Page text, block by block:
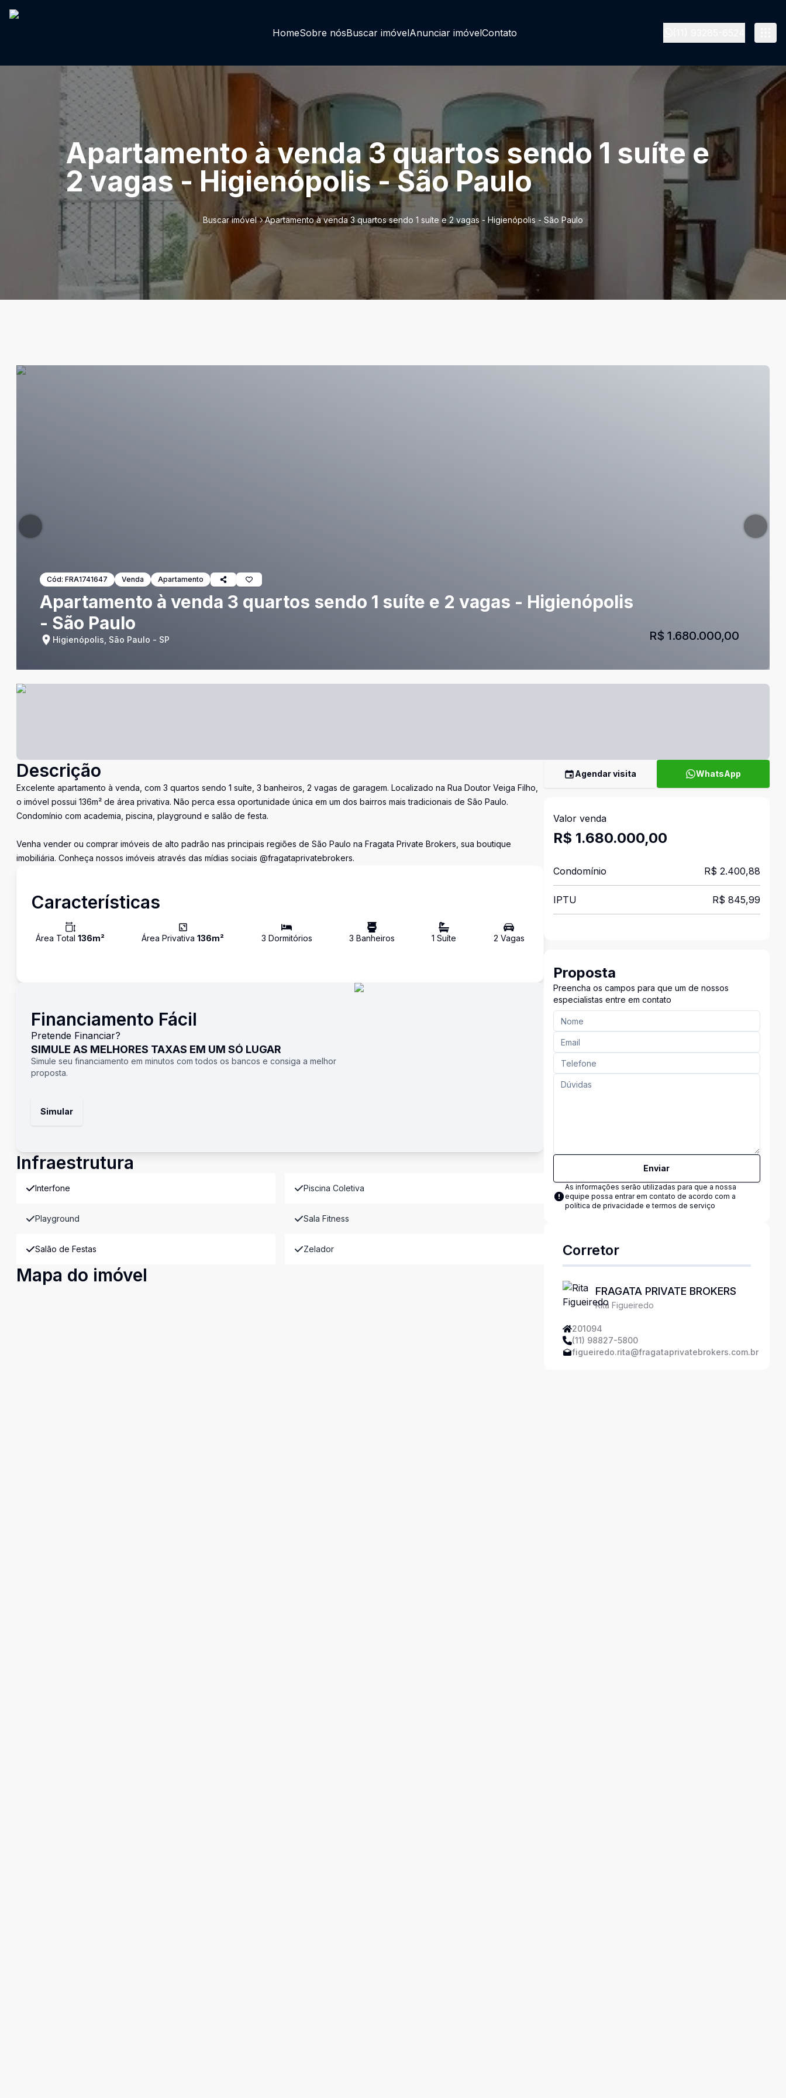
HomeSobre nósBuscar imóvelAnunciar imóvelContato
Apartamento à venda 3 quartos sendo 1 suíte e
2 vagas - Higienópolis - São Paulo
Buscar imóvel Apartamento à venda 3 quartos sendo 1 suíte e 2 vagas - Higienópolis - São Paulo
Cód: FRA1741647 Venda Apartamento
Apartamento à venda 3 quartos sendo 1 suíte e 2 vagas - Higienópolis
- São Paulo
Higienópolis, São Paulo - SP R$ 1.680.000,00
Descrição
Excelente apartamento à venda, com 3 quartos sendo 1 suíte, 3 banheiros, 2 vagas de garagem. Localizado na Rua Doutor Veiga Filho,
o imóvel possui 136m² de área privativa. Não perca essa oportunidade única em um dos bairros mais tradicionais de São Paulo.
Condomínio com academia, piscina, playground e salão de festa.
Venha vender ou comprar imóveis de alto padrão nas principais regiões de São Paulo na Fragata Private Brokers, sua boutique
imobiliária. Conheça nossos imóveis através das mídias sociais @fragataprivatebrokers.
Características
Área Total 136m² Área Privativa136m² 3 Dormitórios 3 Banheiros 1 Suíte 2 Vagas
Financiamento Fácil
Pretende Financiar?
SIMULE AS MELHORES TAXAS EM UM SÓ LUGAR
Simule seu financiamento em minutos com todos os bancos e consiga a melhor
proposta.
Simular
Infraestrutura
Interfone Piscina Coletiva
Playground Sala Fitness
Salão de Festas Zelador
Mapa do imóvel
Agendar visita WhatsApp
Valor venda
R$ 1.680.000,00
Condomínio R$ 2.400,88
IPTU R$ 845,99
Proposta
Preencha os campos para que um de nossos
especialistas entre em contato
Enviar
As informações serão utilizadas para que a nossa
equipe possa entrar em contato de acordo com a
política de privacidade e termos de serviço
Corretor
FRAGATA PRIVATE BROKERS
Rita Figueiredo
201094
(11) 98827-5800
figueiredo.rita@fragataprivatebrokers.com.br